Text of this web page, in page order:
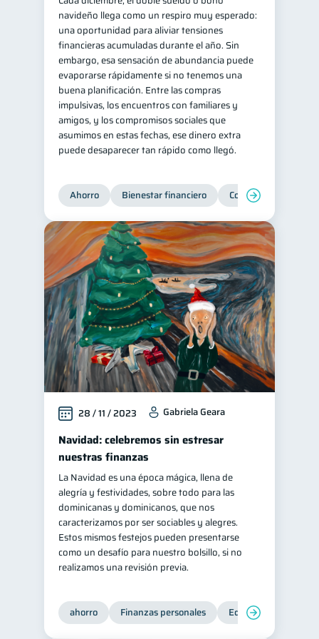
Salud mental 1 ahorro 1
Retiro 1 Doble sueldo 1
Gasto responsable 1
información financiera 1
navideño llega como un respiro muy esperado:
una oportunidad para aliviar tensiones
financieras acumuladas durante el año. Sin
embargo, esa sensación de abundancia puede
evaporarse rápidamente si no tenemos una
buena planificación. Entre las compras
impulsivas, los encuentros con familiares y
amigos, y los compromisos sociales que
asumimos en estas fechas, ese dinero extra
puede desaparecer tan rápido como llegó.
Ahorro Bienestar financiero Consejos
28 / 11 / 2023 Gabriela Geara
Navidad: celebremos sin estresar
nuestras finanzas
La Navidad es una época mágica, llena de
alegría y festividades, sobre todo para las
dominicanas y dominicanos, que nos
caracterizamos por ser sociables y alegres.
Estos mismos festejos pueden presentarse
como un desafío para nuestro bolsillo, si no
realizamos una revisión previa.
ahorro Finanzas personales Educación financiera